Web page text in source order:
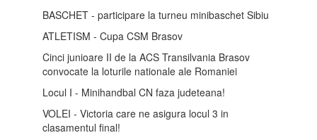
BASCHET - participare la turneu minibaschet Sibiu
ATLETISM - Cupa CSM Brasov
Cinci junioare II de la ACS Transilvania Brasov
convocate la loturile nationale ale Romaniei
Locul I - Minihandbal CN faza judeteana!
VOLEI - Victoria care ne asigura locul 3 in
clasamentul final!